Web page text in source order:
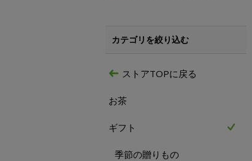
カテゴリを絞り込む
ストアTOPに戻る
お茶
ギフト
季節の贈りもの